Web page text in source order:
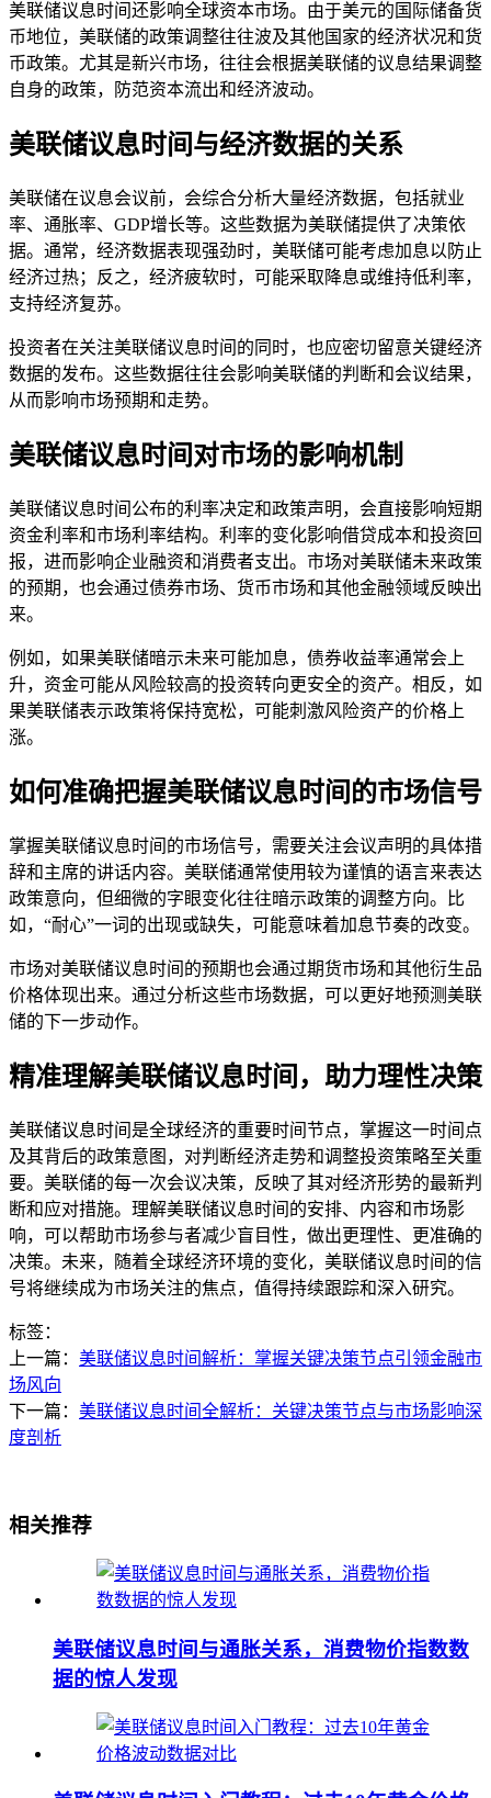
美联储议息时间还影响全球资本市场。由于美元的国际储备货
币地位，美联储的政策调整往往波及其他国家的经济状况和货
币政策。尤其是新兴市场，往往会根据美联储的议息结果调整
自身的政策，防范资本流出和经济波动。
美联储议息时间与经济数据的关系
美联储在议息会议前，会综合分析大量经济数据，包括就业
率、通胀率、GDP增长等。这些数据为美联储提供了决策依
据。通常，经济数据表现强劲时，美联储可能考虑加息以防止
经济过热；反之，经济疲软时，可能采取降息或维持低利率，
支持经济复苏。
投资者在关注美联储议息时间的同时，也应密切留意关键经济
数据的发布。这些数据往往会影响美联储的判断和会议结果，
从而影响市场预期和走势。
美联储议息时间对市场的影响机制
美联储议息时间公布的利率决定和政策声明，会直接影响短期
资金利率和市场利率结构。利率的变化影响借贷成本和投资回
报，进而影响企业融资和消费者支出。市场对美联储未来政策
的预期，也会通过债券市场、货币市场和其他金融领域反映出
来。
例如，如果美联储暗示未来可能加息，债券收益率通常会上
升，资金可能从风险较高的投资转向更安全的资产。相反，如
果美联储表示政策将保持宽松，可能刺激风险资产的价格上
涨。
如何准确把握美联储议息时间的市场信号
掌握美联储议息时间的市场信号，需要关注会议声明的具体措
辞和主席的讲话内容。美联储通常使用较为谨慎的语言来表达
政策意向，但细微的字眼变化往往暗示政策的调整方向。比
如，“耐心”一词的出现或缺失，可能意味着加息节奏的改变。
市场对美联储议息时间的预期也会通过期货市场和其他衍生品
价格体现出来。通过分析这些市场数据，可以更好地预测美联
储的下一步动作。
精准理解美联储议息时间，助力理性决策
美联储议息时间是全球经济的重要时间节点，掌握这一时间点
及其背后的政策意图，对判断经济走势和调整投资策略至关重
要。美联储的每一次会议决策，反映了其对经济形势的最新判
断和应对措施。理解美联储议息时间的安排、内容和市场影
响，可以帮助市场参与者减少盲目性，做出更理性、更准确的
决策。未来，随着全球经济环境的变化，美联储议息时间的信
号将继续成为市场关注的焦点，值得持续跟踪和深入研究。
标签：
上一篇： 美联储议息时间解析：掌握关键决策节点引领金融市
场风向
下一篇： 美联储议息时间全解析：关键决策节点与市场影响深
度剖析
相关推荐
美联储议息时间与通胀关系，消费物价指数数
据的惊人发现